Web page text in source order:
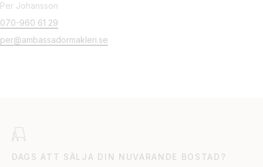
Per Johansson
070-960 61 29
per@ambassadormakleri.se
DAGS ATT SÄLJA DIN NUVARANDE BOSTAD?